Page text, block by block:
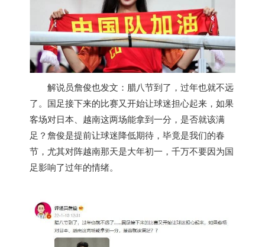
解说员詹俊也发文：腊八节到了，过年也就不远
了。国足接下来的比赛又开始让球迷担心起来，如果
客场对日本、 越南这两场能拿到一分，是否就该满
足？詹俊是提前让球迷降低期待，毕竟是我们的春
节，尤其对阵越南那天是大年初一，千万不要因为国
足影响了过年的情绪。